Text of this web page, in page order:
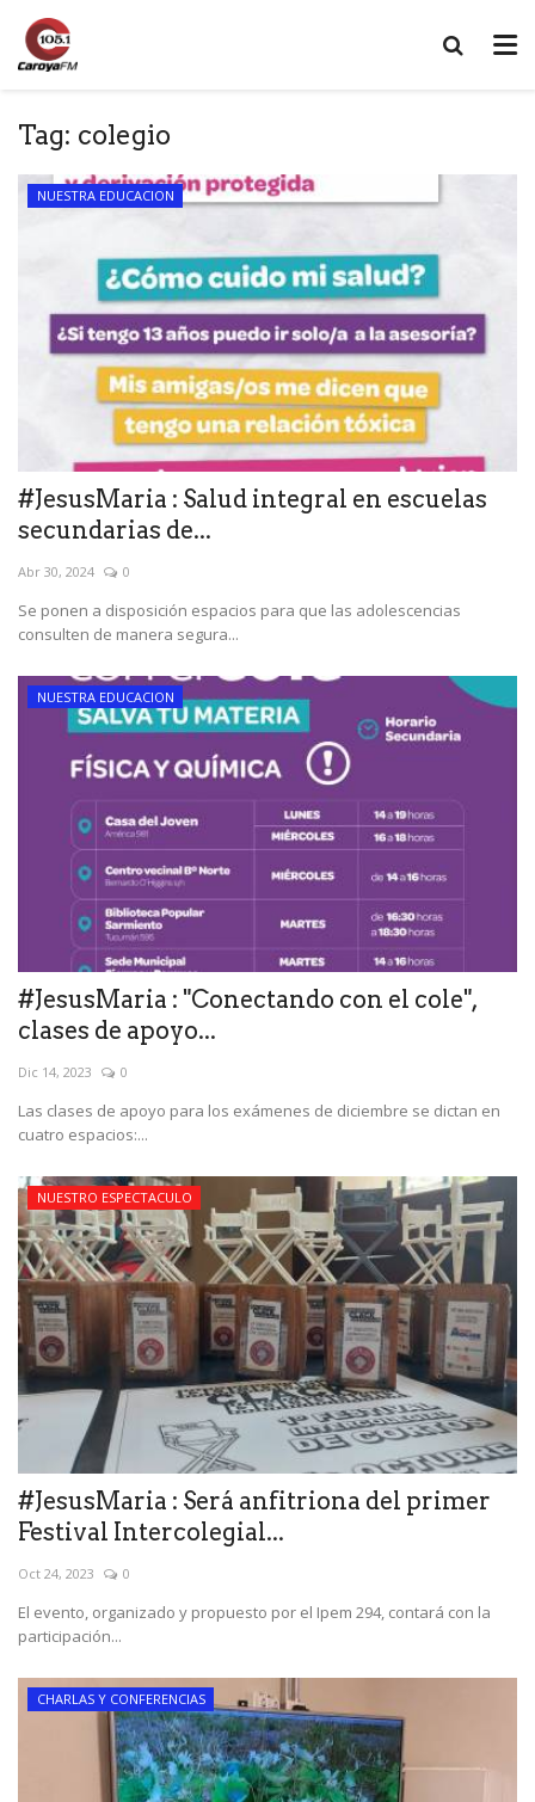
Tag: colegio
NUESTRA EDUCACION
#JesusMaria : Salud integral en escuelas
secundarias de...
Abr 30, 2024 0
Se ponen a disposición espacios para que las adolescencias
consulten de manera segura...
NUESTRA EDUCACION
#JesusMaria : "Conectando con el cole",
clases de apoyo...
Dic 14, 2023 0
Las clases de apoyo para los exámenes de diciembre se dictan en
cuatro espacios:...
NUESTRO ESPECTACULO
#JesusMaria : Será anfitriona del primer
Festival Intercolegial...
Oct 24, 2023 0
El evento, organizado y propuesto por el Ipem 294, contará con la
participación...
CHARLAS Y CONFERENCIAS